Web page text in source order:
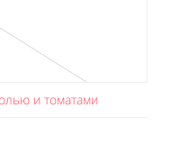
и томатами